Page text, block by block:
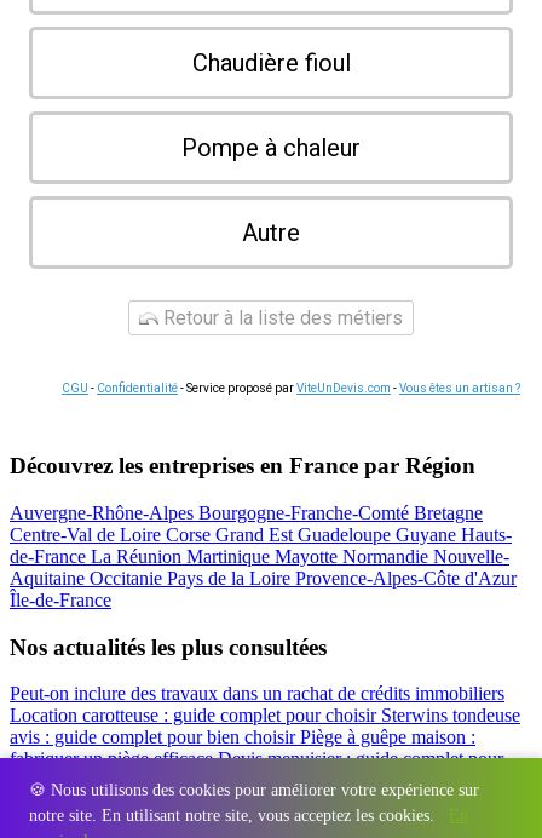
🍪 Nous utilisons des cookies pour améliorer votre expérience sur
notre site. En utilisant notre site, vous acceptez les cookies.
En
Chaudière fioul
Pompe à chaleur
Autre
Retour à la liste des métiers
CGU - Confidentialité- Service proposé parViteUnDevis.com -Vous êtes un artisan ?
Découvrez les entreprises en France par Région
Auvergne-Rhône-Alpes Bourgogne-Franche-Comté Bretagne
Centre-Val de Loire Corse Grand Est Guadeloupe Guyane Hauts-
de-France La Réunion Martinique Mayotte Normandie Nouvelle-
Aquitaine Occitanie Pays de la Loire Provence-Alpes-Côte d'Azur
Île-de-France
Nos actualités les plus consultées
Peut-on inclure des travaux dans un rachat de crédits immobiliers
Location carotteuse : guide complet pour choisir Sterwins tondeuse
avis : guide complet pour bien choisirPiège à guêpe maison :
fabriquer un piège efficaceDevis menuisier : guide complet pour
obtenir le meilleur prix
Simulation rachat de crédit : regrouper prêt
travaux et crédits
Régions - Départements - Villes - Entreprises - Marques Contact